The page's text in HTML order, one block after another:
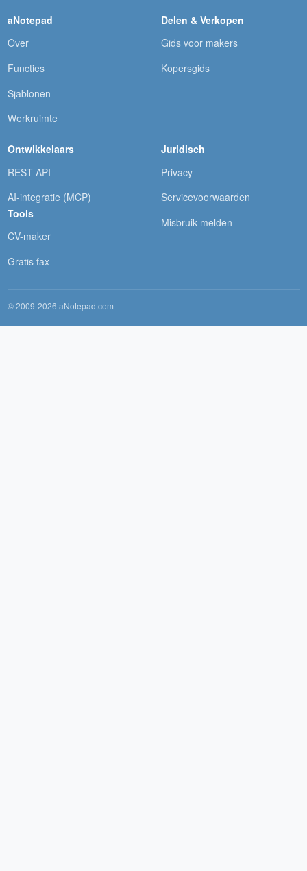
aNotepad
Over
Functies
Sjablonen
Werkruimte
Delen & Verkopen
Gids voor makers
Kopersgids
Ontwikkelaars
REST API
AI-integratie (MCP)
Tools
CV-maker
Gratis fax
Juridisch
Privacy
Servicevoorwaarden
Misbruik melden
© 2009-2026 aNotepad.com